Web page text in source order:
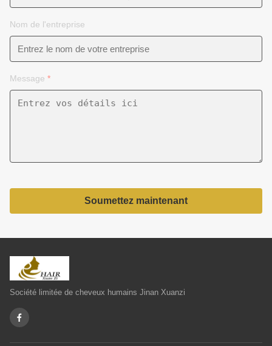
Nom de l'entreprise
Message *
Soumettez maintenant
Société limitée de cheveux humains Jinan Xuanzi